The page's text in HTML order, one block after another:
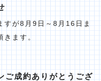
すが8月9日～8月16日ま
ます。
ご成約ありがとうござ